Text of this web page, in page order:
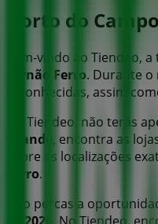
Horto do
Bem-vindo ao Tiendeo,
Fernão Ferro. Durante o
reconhecidas, assim
No Tiendeo, não terás
Grande , encontra as
sobre as localizações
Ferro.
Não percas a